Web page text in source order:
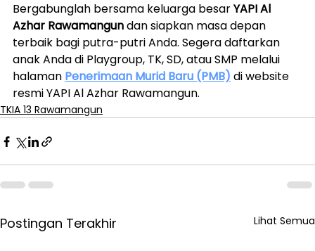
Bergabunglah bersama keluarga besar YAPI Al
Azhar Rawamangun dan siapkan masa depan
terbaik bagi putra-putri Anda. Segera daftarkan
anak Anda di Playgroup, TK, SD, atau SMP melalui
halaman Penerimaan Murid Baru (PMB) di website
resmi YAPI Al Azhar Rawamangun.
TKIA 13 Rawamangun
Postingan Terakhir Lihat Semua